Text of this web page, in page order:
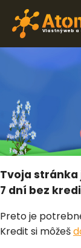
Vlastný web
Tvoja stránka
7 dní bez
Preto je
Kredit si môžeš